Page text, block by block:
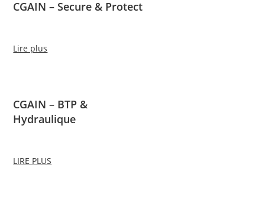
CGAIN – Secure & Protect
Lire plus
CGAIN – BTP &
Hydraulique
LIRE PLUS